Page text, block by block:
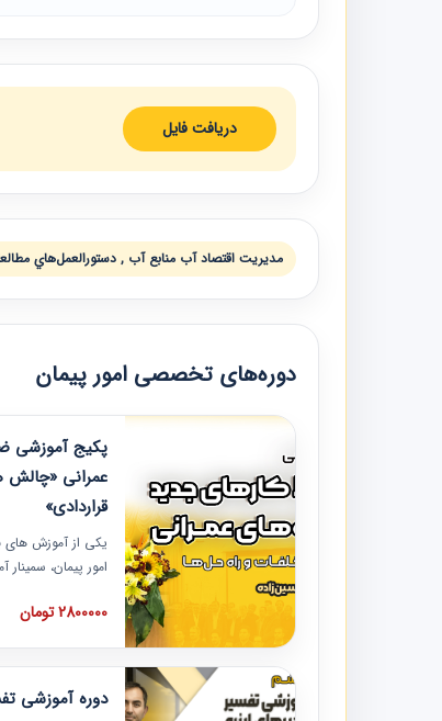
دریافت فایل
مديريت اقتصاد آب منابع آب , دستورالعمل‌هاي
دوره‌های تخصصی امور پیمان
پکیج آموزشی
عمرانی «چالش
قراردادی»
یکی از آموزش‏‏‏‏‏‏ های
امور پیمان،
عمرانی» چالش
در محل سندیکای
به همراه تجربیات
2800000 تومان
دوره آموزشی